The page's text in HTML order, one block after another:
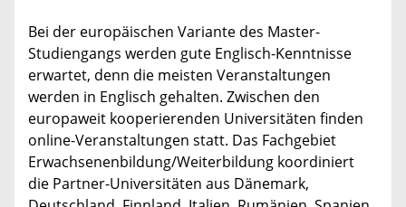
Bei der europäischen Variante des Master-
Studiengangs werden gute Englisch-Kenntnisse
erwartet, denn die meisten Veranstaltungen
werden in Englisch gehalten. Zwischen den
europaweit kooperierenden Universitäten finden
online-Veranstaltungen statt. Das Fachgebiet
Erwachsenenbildung/Weiterbildung koordiniert
die Partner-Universitäten aus Dänemark,